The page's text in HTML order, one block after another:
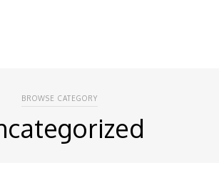
BROWSE CATEGORY